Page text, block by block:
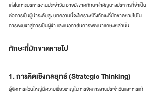
เก่งในการบริหารงานประจำวัน อาจยังขาดทักษะสำคัญบางประการที่จำเป็น
ต่อการเป็นผู้นำระดับสูง บทความนี้จะวิเคราะห์ถึงทักษะที่มักขาดหายไปใน
การพัฒนาสู่การเป็นผู้นำ และแนวทางในการพัฒนาทักษะเหล่านั้น
ทักษะที่มักขาดหายไป
1. การคิดเชิงกลยุทธ์ (Strategic Thinking)
ผู้จัดการส่วนใหญ่มีความเชี่ยวชาญในการจัดการงานประจำวันและการแก้